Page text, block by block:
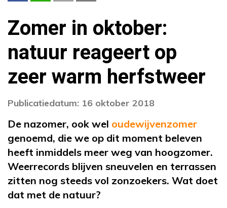
Zomer in oktober:
natuur reageert op
zeer warm herfstweer
Publicatiedatum: 16 oktober 2018
De nazomer, ook wel oudewijvenzomer
genoemd, die we op dit moment beleven
heeft inmiddels meer weg van hoogzomer.
Weerrecords blijven sneuvelen en terrassen
zitten nog steeds vol zonzoekers. Wat doet
dat met de natuur?